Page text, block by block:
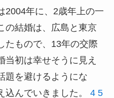
2004年に、2歳年上の一
の結婚は、広島と東京
たもので、13年の交際
当初は幸せそうに見え
題を避けるようにな
込んでいきました。 4 5